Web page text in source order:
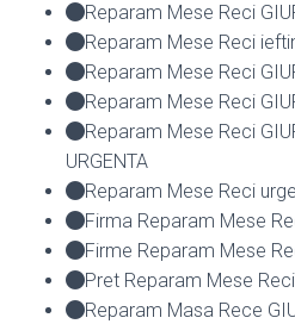
Reparam Mese Reci
Reparam Mese Reci
Reparam Mese Reci
Reparam Mese Reci
Reparam Mese Reci
URGENTA
Reparam Mese Reci
Firma Reparam Mese
Firme Reparam Mese
Pret Reparam Mese
Reparam Masa Rece